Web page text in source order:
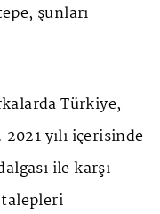
şunları
Türkiye,
yılı içerisinde
ile karşı
talepleri